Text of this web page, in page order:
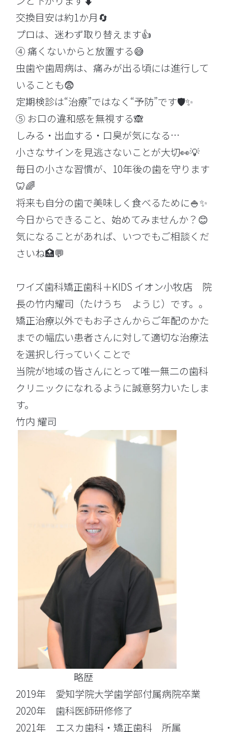
交換目安は約1か月🔄
プロは、迷わず取り替えます👍
④ 痛くないからと放置する😅
虫歯や歯周病は、痛みが出る頃には進行して
いることも😨
定期検診は“治療”ではなく“予防”です🛡️✨
⑤ お口の違和感を無視する🙈
しみる・出血する・口臭が気になる…
小さなサインを見逃さないことが大切👀💡
毎日の小さな習慣が、10年後の歯を守ります
🦷🌈
将来も自分の歯で美味しく食べるために🍚✨
今日からできること、始めてみませんか？😊
気になることがあれば、いつでもご相談くだ
さいね🏥💬
ワイズ歯科矯正歯科＋KIDS イオン小牧店 院
長の竹内耀司（たけうち ようじ）です。。
矯正治療以外でもお子さんからご年配のかた
までの幅広い患者さんに対して適切な治療法
を選択し行っていくことで
当院が地域の皆さんにとって唯一無二の歯科
クリニックになれるように誠意努力いたしま
す。
竹内 耀司
略歴
2019年 愛知学院大学歯学部付属病院卒業
2020年 歯科医師研修修了
2021年 エスカ歯科・矯正歯科 所属